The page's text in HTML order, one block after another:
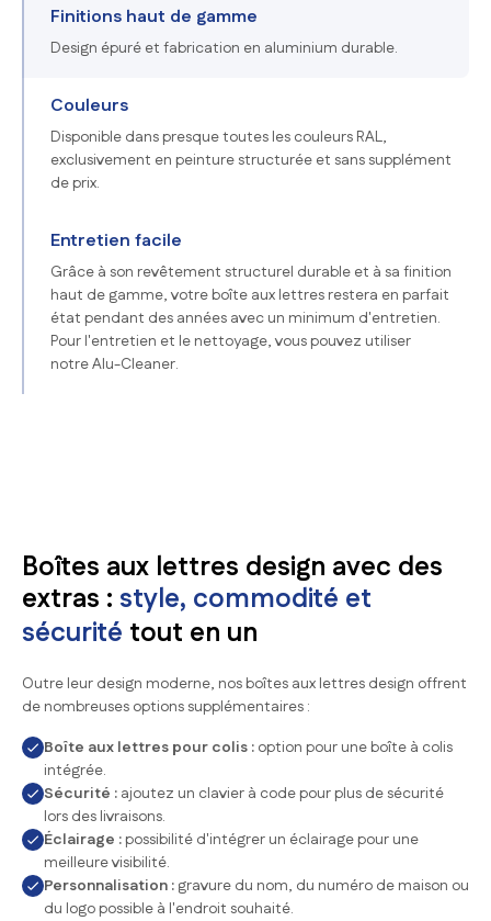
Finitions haut de gamme
Design épuré et fabrication en aluminium durable.
Couleurs
Disponible dans presque toutes les couleurs RAL,
exclusivement en peinture structurée et sans supplément
de prix.
Entretien facile
Grâce à son revêtement structurel durable et à sa finition
haut de gamme, votre boîte aux lettres restera en parfait
état pendant des années avec un minimum d'entretien.
Pour l'entretien et le nettoyage, vous pouvez utiliser
notre Alu-Cleaner.
Boîtes aux lettres design avec des
extras : style, commodité et
sécurité tout en un
Outre leur design moderne, nos boîtes aux lettres design offrent
de nombreuses options supplémentaires :
Boîte aux lettres pour colis : option pour une boîte à colis
intégrée.
Sécurité : ajoutez un clavier à code pour plus de sécurité
lors des livraisons.
Éclairage :possibilité d'intégrer un éclairage pour une
meilleure visibilité.
Personnalisation : gravure du nom, du numéro de maison ou
du logo possible à l'endroit souhaité.